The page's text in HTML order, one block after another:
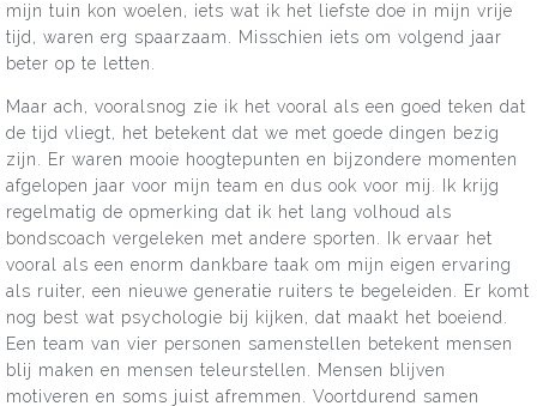
mijn tuin kon woelen, iets wat ik het liefste doe in mijn vrije
tijd, waren erg spaarzaam. Misschien iets om volgend jaar
beter op te letten.
Maar ach, vooralsnog zie ik het vooral als een goed teken dat
de tijd vliegt, het betekent dat we met goede dingen bezig
zijn. Er waren mooie hoogtepunten en bijzondere momenten
afgelopen jaar voor mijn team en dus ook voor mij. Ik krijg
regelmatig de opmerking dat ik het lang volhoud als
bondscoach vergeleken met andere sporten. Ik ervaar het
vooral als een enorm dankbare taak om mijn eigen ervaring
als ruiter, een nieuwe generatie ruiters te begeleiden. Er komt
nog best wat psychologie bij kijken, dat maakt het boeiend.
Een team van vier personen samenstellen betekent mensen
blij maken en mensen teleurstellen. Mensen blijven
motiveren en soms juist afremmen. Voortdurend samen